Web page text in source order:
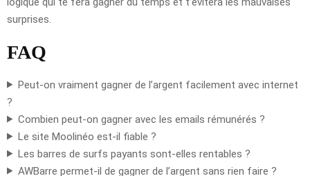
surprises.
FAQ
Peut-on vraiment gagner de l’argent facilement avec internet
?
Combien peut-on gagner avec les emails rémunérés ?
Le site Moolinéo est-il fiable ?
Les barres de surfs payants sont-elles rentables ?
AWBarre permet-il de gagner de l’argent sans rien faire ?